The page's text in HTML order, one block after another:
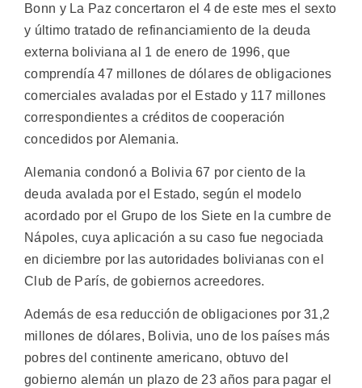
Bonn y La Paz concertaron el 4 de este mes el sexto
y último tratado de refinanciamiento de la deuda
externa boliviana al 1 de enero de 1996, que
comprendía 47 millones de dólares de obligaciones
comerciales avaladas por el Estado y 117 millones
correspondientes a créditos de cooperación
concedidos por Alemania.
Alemania condonó a Bolivia 67 por ciento de la
deuda avalada por el Estado, según el modelo
acordado por el Grupo de los Siete en la cumbre de
Nápoles, cuya aplicación a su caso fue negociada
en diciembre por las autoridades bolivianas con el
Club de París, de gobiernos acreedores.
Además de esa reducción de obligaciones por 31,2
millones de dólares, Bolivia, uno de los países más
pobres del continente americano, obtuvo del
gobierno alemán un plazo de 23 años para pagar el